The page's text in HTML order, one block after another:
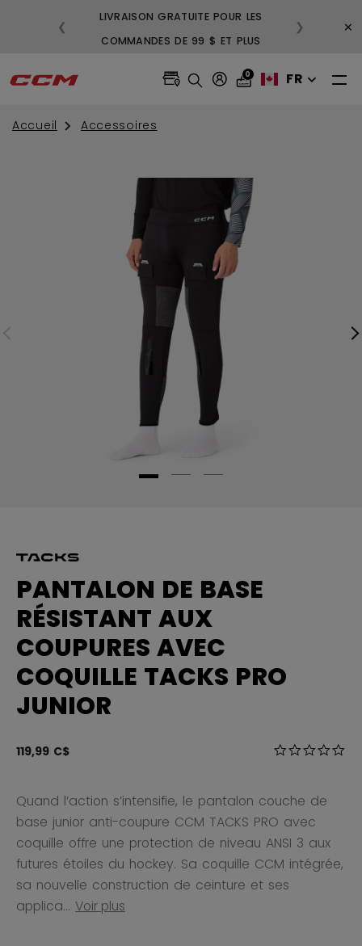
LIVRAISON GRATUITE POUR LES
COMMANDES DE 99 $ ET PLUS
❮ ❯ ×
0 FR
Accueil Accessoires
PANTALON DE BASE
RÉSISTANT AUX
COUPURES AVEC
COQUILLE TACKS PRO
JUNIOR
119,99 C$ 4,4 sur 5
Quand l’action s’intensifie, le pantalon couche de
base junior anti-coupure CCM TACKS PRO avec
coquille offre une protection de niveau ANSI 3 aux
futures étoiles du hockey. Sa coquille CCM intégrée,
sa nouvelle construction de ceinture et ses
applica... Voir plus